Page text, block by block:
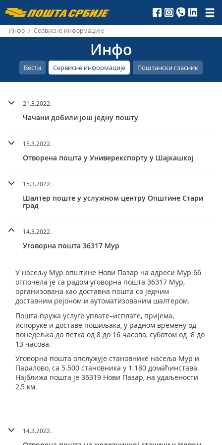
Пошта
Србије
д.о.о.
Инфо / Сервисне информације
Инфо
Вести Сервисне информације Поштански гласник
21.3.2022.
Чачани добили још једну пошту
15.3.2022.
Отворена пошта у Универекспорту у Шајкашкој
15.3.2022.
Шалтер поште у услужном центру Општине Стари
град
14.3.2022.
Уговорна пошта 36317 Мур
У насељу Мур општине Нови Пазар на адреси Мур бб
отпочела је са радом уговорна пошта 36317 Мур,
организована као доставна пошта са једним
доставним рејоном и аутоматизованим шалтером.
Пошта пружа услуге уплате–исплате, пријема,
испоруке и доставе пошиљака, у радном времену од
понедељка до петка од 8 до 16 часова, суботом од 8 до
13 часова.
Уговорна пошта опслужује становнике насеља Мур и
Паралово, са 5.500 становника у 1.180 домаћинстава.
Најближа пошта је 36319 Нови Пазар, на удаљености
2,5 км.
14.3.2022.